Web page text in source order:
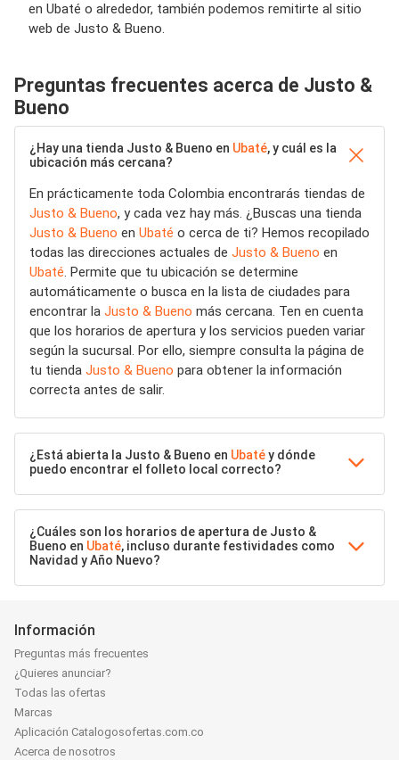
en Ubaté o alrededor, también podemos remitirte al sitio
web de Justo & Bueno.
Preguntas frecuentes acerca de Justo &
Bueno
¿Hay una tienda Justo & Bueno en Ubaté, y cuál es la
ubicación más cercana?
En prácticamente toda Colombia encontrarás tiendas de
Justo & Bueno, y cada vez hay más. ¿Buscas una tienda
Justo & Bueno en Ubaté o cerca de ti? Hemos recopilado
todas las direcciones actuales de Justo & Bueno en
Ubaté. Permite que tu ubicación se determine
automáticamente o busca en la lista de ciudades para
encontrar la Justo & Bueno más cercana. Ten en cuenta
que los horarios de apertura y los servicios pueden variar
según la sucursal. Por ello, siempre consulta la página de
tu tienda Justo & Bueno para obtener la información
correcta antes de salir.
¿Está abierta la Justo & Bueno en Ubatéy dónde
puedo encontrar el folleto local correcto?
¿Cuáles son los horarios de apertura de Justo &
Bueno en Ubaté, incluso durante festividades como
Navidad y Año Nuevo?
Información
Preguntas más frecuentes
¿Quieres anunciar?
Todas las ofertas
Marcas
Aplicación Catalogosofertas.com.co
Acerca de nosotros